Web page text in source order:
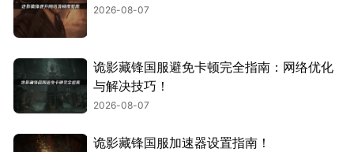
2026-08-07
诡影藏锋国服避免卡顿完全指南：网络优化
与解决技巧！
2026-08-07
诡影藏锋国服加速器设置指南！